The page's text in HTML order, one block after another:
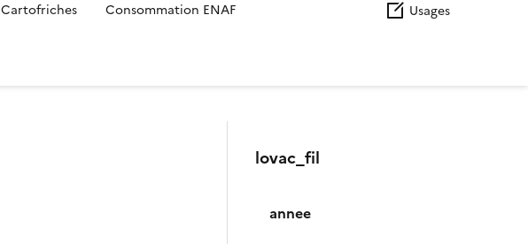
Cartofriches Consommation ENAF Usages
lovac_fil
annee